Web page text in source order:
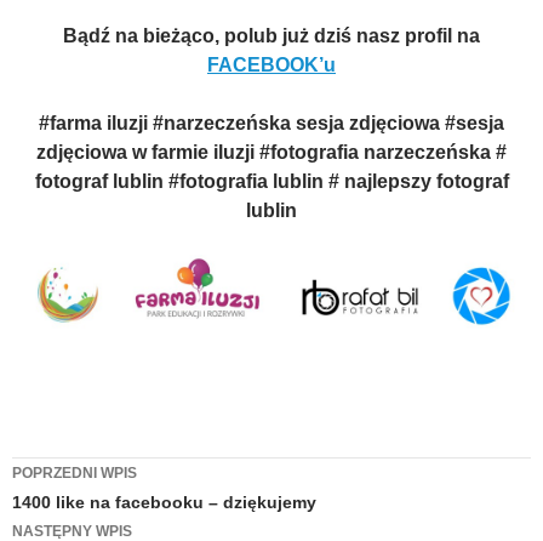
Bądź na bieżąco, polub już dziś nasz profil na
FACEBOOK’u
#farma iluzji #narzeczeńska sesja zdjęciowa #sesja
zdjęciowa w farmie iluzji #fotografia narzeczeńska #
fotograf lublin #fotografia lublin # najlepszy fotograf
lublin
Zobacz
wpisy
POPRZEDNI WPIS
1400 like na facebooku – dziękujemy
NASTĘPNY WPIS